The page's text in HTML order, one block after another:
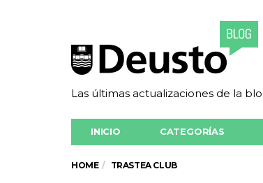
Las últimas actualizaciones de la
INICIO CATEGORÍAS
HOME TRASTEA CLUB